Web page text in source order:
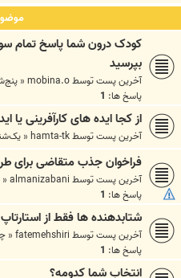
کودک درون شما پاسخ تمام
بپرسید
آخرین پست توسطmobina.o
« پنج‌شنبه ۳۰
پاسخ ها: 1
از کجا ایده های کارآفرینی یا
آخرین پست توسطhamta-tk
« یک‌شنبه ۴ اردیبهشت
فراخوان جذب متقاضی برای طرح
آخرین پست توسط almanizabani
«
پاسخ ها: 1
شتابدهنده ها فقط از
آخرین پست توسط fatemehshiri
«
پاسخ ها: 1
انتخاب شما کدومه؟